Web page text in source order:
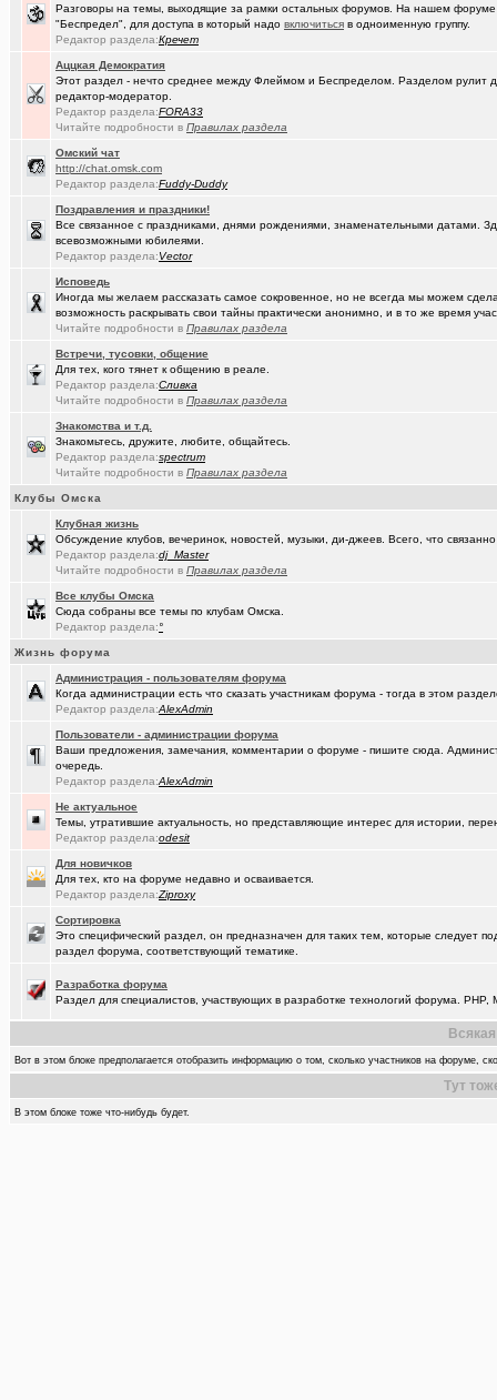
День независимости маленькой, но гордой страны(Pihlak) +1613
Добро пожаловать! Принципы общения на Омском форуме!
Цифровое телевидение в Омске(омич) +119
Песни об Омске(омич)
Разговоры на темы, выходящие за рамки остальных форумов. На нашем
"Беспредел", для доступа в который надо включиться в одноименную группу.
Редактор раздела:Кречет
Аццкая Демократия
Этот раздел - нечто среднее между Флеймом и Беспределом. Разделом рулит
редактор-модератор.
Редактор раздела:FORA33
Читайте подробности в Правилах раздела
Oмский чат
http://chat.omsk.com
Редактор раздела:Fuddy-Duddy
Поздравления и праздники!
Все связанное с праздниками, днями рождениями, знаменательными датами.
всевозможными юбилеями.
Редактор раздела:Vector
Исповедь
Иногда мы желаем рассказать самое сокровенное, но не всегда мы можем
возможность раскрывать свои тайны практически анонимно, и в то же время
Читайте подробности в Правилах раздела
Встречи, тусовки, общение
Для тех, кого тянет к общению в реале.
Редактор раздела:Сливка
Читайте подробности в Правилах раздела
Знакомства и т.д.
Знакомьтесь, дружите, любите, общайтесь.
Редактор раздела:spectrum
Читайте подробности в Правилах раздела
Клубы Омска
Клубная жизнь
Обсуждение клубов, вечеринок, новостей, музыки, ди-джеев. Всего, что
Редактор раздела:dj_Master
Читайте подробности в Правилах раздела
Все клубы Омска
Сюда собраны все темы по клубам Омска.
Редактор раздела:°
Жизнь форума
Администрация - пользователям форума
Когда администрации есть что сказать участникам форума - тогда в этом
Редактор раздела:AlexAdmin
Пользователи - администрации форума
Ваши предложения, замечания, комментарии о форуме - пишите сюда.
очередь.
Редактор раздела:AlexAdmin
Не актуальное
Темы, утратившие актуальность, но представляющие интерес для истории,
Редактор раздела:odesit
Для новичков
Для тех, кто на форуме недавно и осваивается.
Редактор раздела:Ziproxy
Сортировка
Это специфический раздел, он предназначен для таких тем, которые следует
раздел форума, соответствующий тематике.
Разработка форума
Раздел для специалистов, участвующих в разработке технологий форума. PHP,
Вот в этом блоке предполагается отобразить информацию о том, сколько участников на форуме,
Тут
В этом блоке тоже что-нибудь будет.